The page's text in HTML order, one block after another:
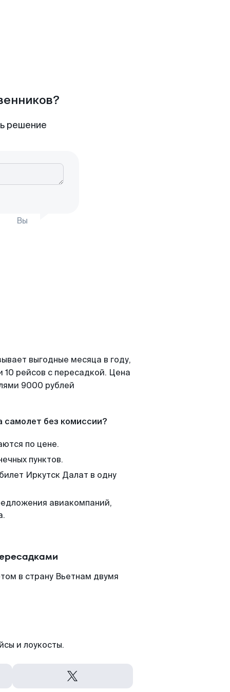
решение
Вы
выгодные месяца в году,
рейсов с пересадкой. Цена
9000 рублей
самолет без комиссии?
по цене.
пунктов.
Иркутск Далат в одну
авиакомпаний,
в страну Вьетнам двумя
и лоукосты.